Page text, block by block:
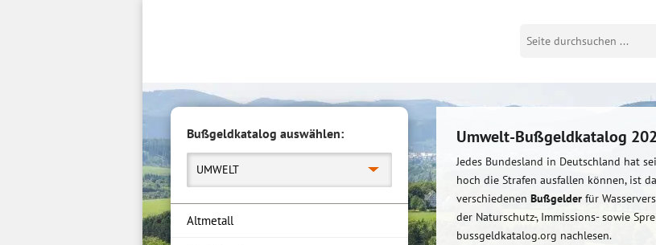
Bußgeldkatalog auswählen:
UMWELT
Altmetall
Umwelt-Bußgeldkatalog
Jedes Bundesland in Deutschland hat
hoch die Strafen ausfallen können, ist
verschiedenen Bußgelderfür
der Naturschutz-, Immissions- sowie
bussgeldkatalog.org nachlesen.